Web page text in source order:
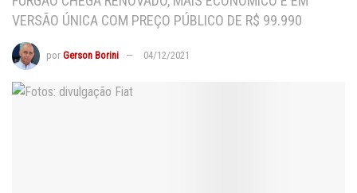
VERSÃO ÚNICA COM PREÇO PÚBLICO DE R$ 99.990
por Gerson Borini 04/12/2021